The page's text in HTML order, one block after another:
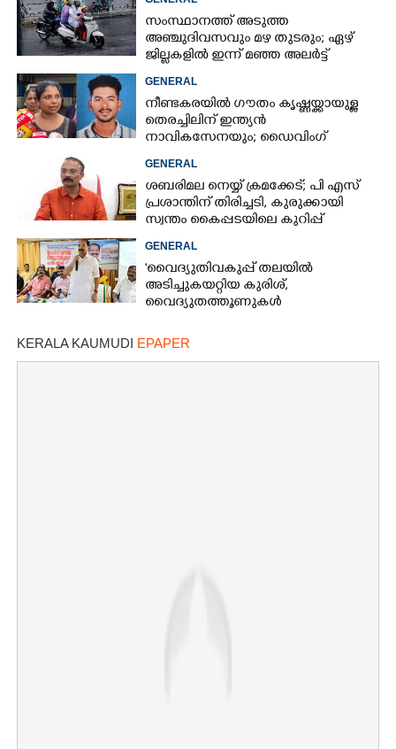
ചെന്നിത്തല
സംസ്ഥാനത്ത് അടുത്ത
അ‌ഞ്ചുദിവസവും മഴ തുടരും; ഏഴ്
ജില്ലകളിൽ ഇന്ന് മഞ്ഞ അലർട്ട്
GENERAL
നീണ്ടകരയിൽ ഗൗതം കൃഷ്ണയ്ക്കായുള്ള
തെരച്ചിലിന് ഇന്ത്യൻ
നാവികസേനയും; ഡൈവിംഗ്
GENERAL
ശബരിമല നെയ്യ് ക്രമക്കേട്; പി എസ്
പ്രശാന്തിന് തിരിച്ചടി, കുരുക്കായി
സ്വന്തം കൈപ്പടയിലെ കുറിപ്പ്
GENERAL
'വൈദ്യുതിവകുപ്പ് തലയിൽ
അടിച്ചുകയറ്റിയ കുരിശ്‌,
വൈദ്യുതത്തൂണുകൾ
വിളിക്കുന്ന കാലമാണിത്'
KERALA KAUMUDI EPAPER